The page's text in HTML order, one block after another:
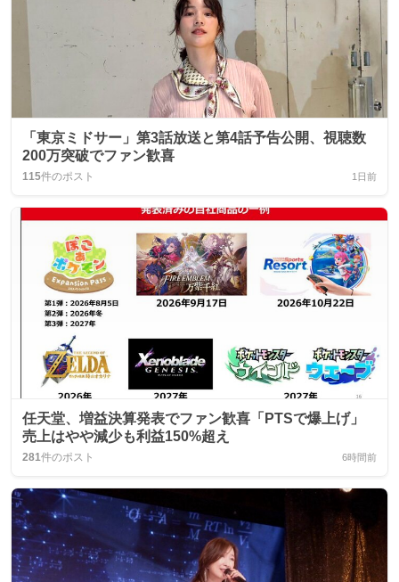
「東京ミドサー」第3話放送と第4話予告公開、視聴数
200万突破でファン歓喜
115件のポスト 1日前
任天堂、増益決算発表でファン歓喜「PTSで爆上げ」
売上はやや減少も利益150%超え
281件のポスト 6時間前